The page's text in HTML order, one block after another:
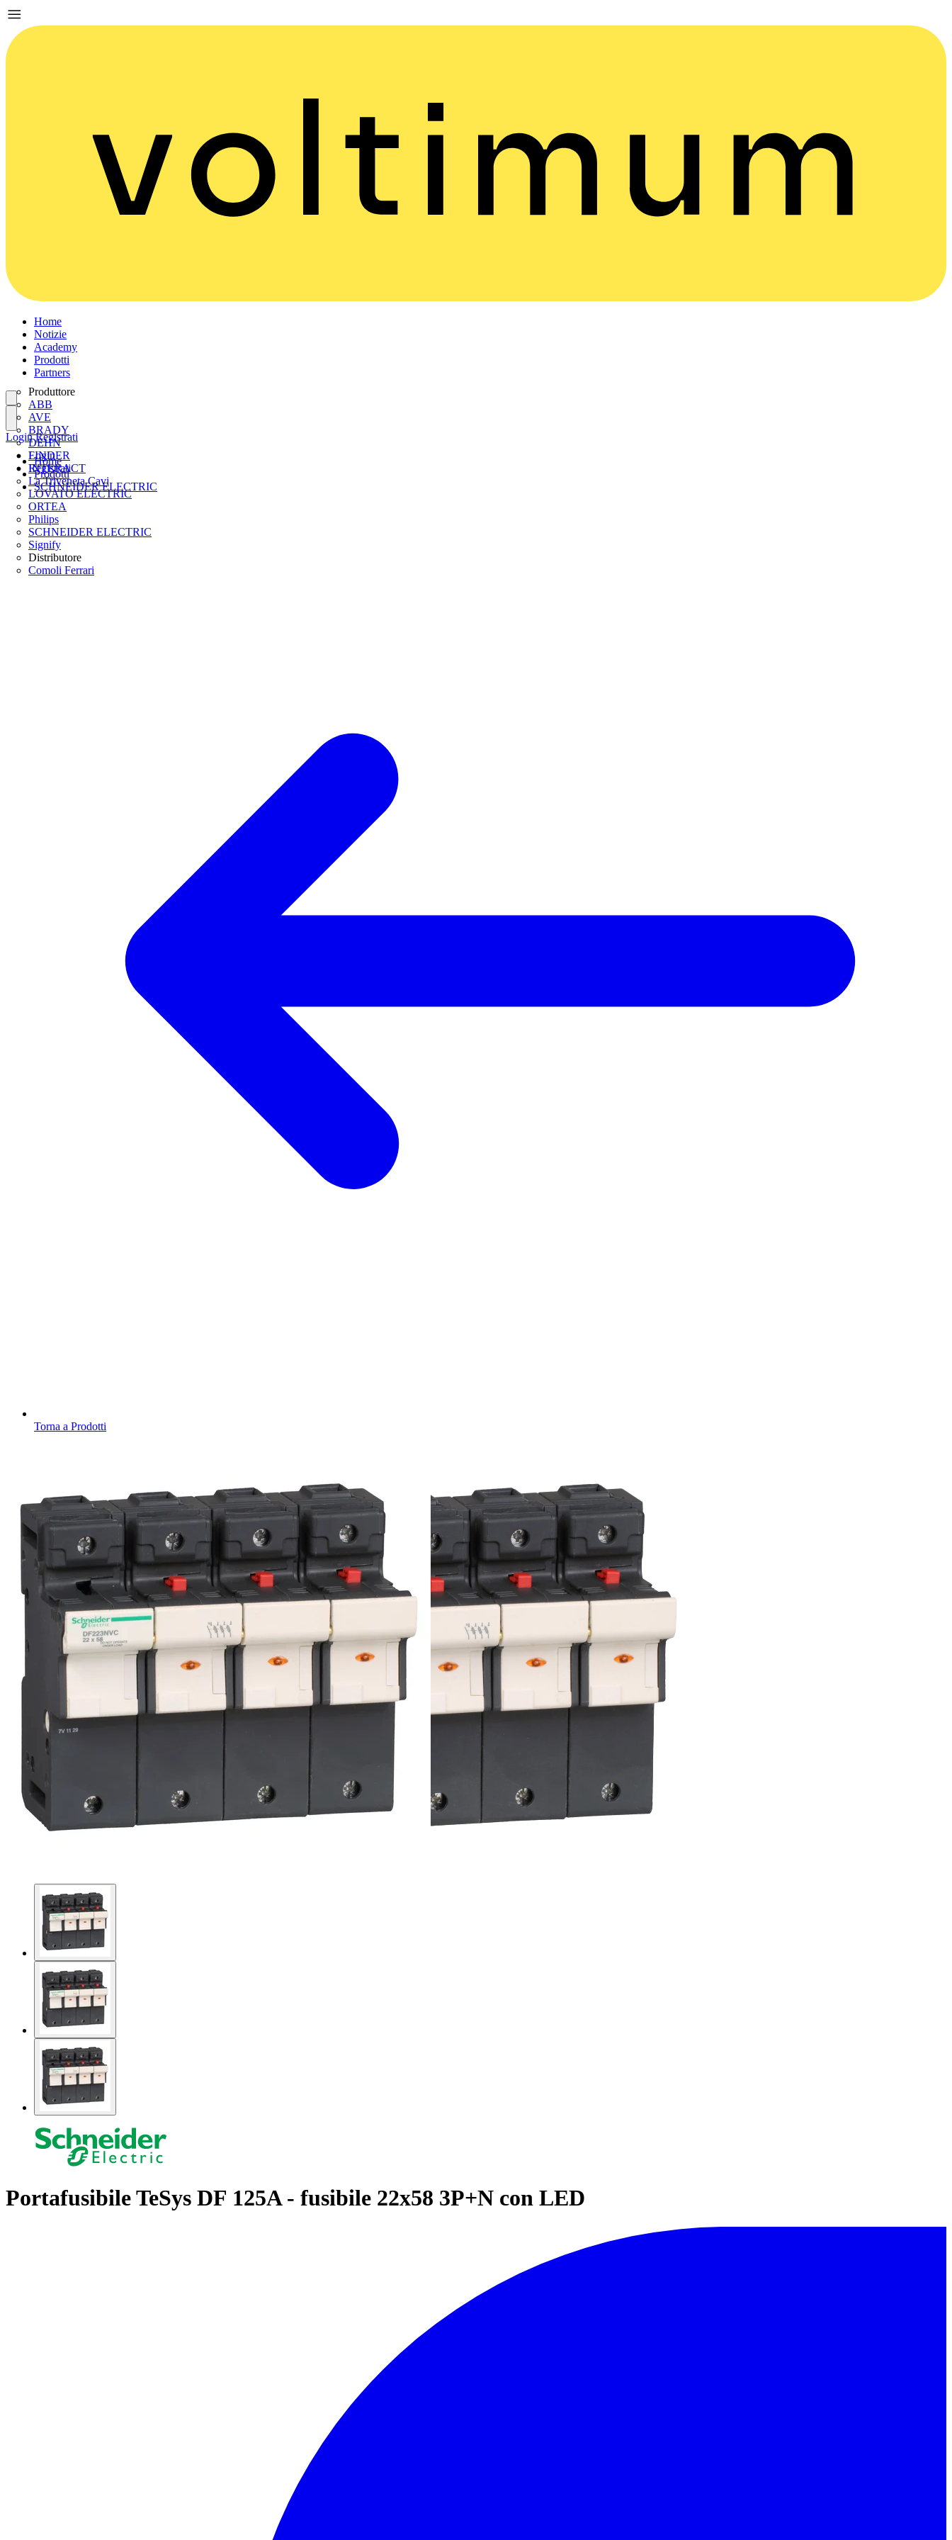
Home
Notizie
Academy
Prodotti
Partners
Produttore
ABB
AVE
BRADY
DEHN
FINDER
INTERACT
La Triveneta Cavi
LOVATO ELECTRIC
ORTEA
Philips
SCHNEIDER ELECTRIC
Signify
Distributore
Comoli Ferrari
Login
Registrati
Login Registrati
Home
Prodotti
SCHNEIDER ELECTRIC
Torna a Prodotti
Portafusibile TeSys DF 125A - fusibile 22x58 3P+N con LED